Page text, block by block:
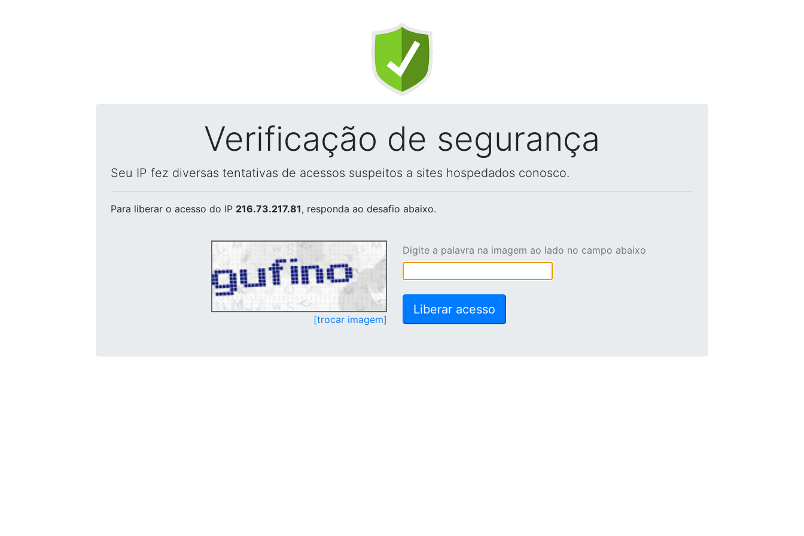
Verificação de segurança
Seu IP fez diversas tentativas de acessos suspeitos a sites hospedados conosco.
Para liberar o acesso do IP 216.73.217.81, responda ao desafio abaixo.
[trocar imagem]
Digite a palavra na imagem ao lado no campo abaixo